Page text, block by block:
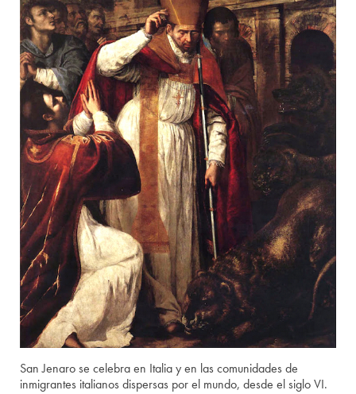
San Jenaro se celebra en Italia y en las comunidades de
inmigrantes italianos dispersas por el mundo, desde el siglo VI.